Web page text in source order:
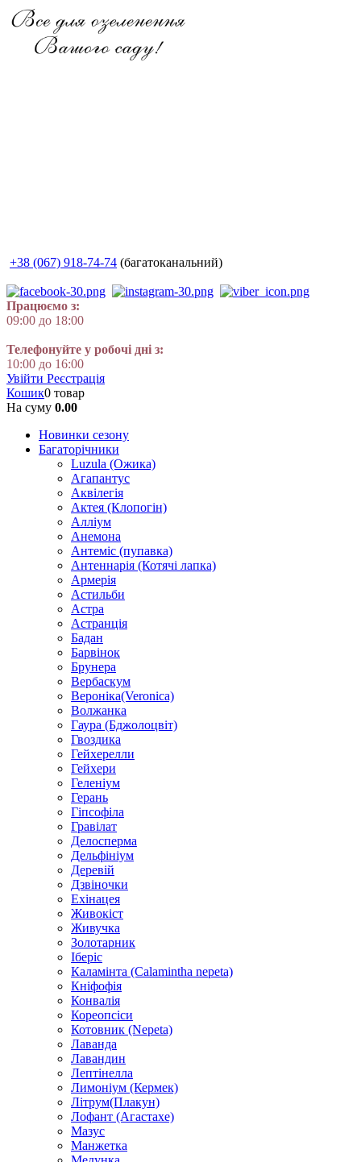
+38 (067) 918-74-74 (багатоканальний)
Працюємо з:
09:00 до 18:00
Телефонуйте у робочі дні з:
10:00 до 16:00
Увійти Реєстрація
Кошик0 товар
На суму 0.00
Новинки сезону
Багаторічники
Luzula (Ожика)
Агапантус
Аквілегія
Актея (Клопогін)
Алліум
Анемона
Антеміс (пупавка)
Антеннарія (Котячі лапка)
Армерія
Астильби
Астра
Астранція
Бадан
Барвінок
Брунера
Вербаскум
Вероніка(Veronica)
Волжанка
Гаура (Бджолоцвіт)
Гвоздика
Гейхерелли
Гейхери
Геленіум
Герань
Гіпсофіла
Гравілат
Делосперма
Дельфініум
Деревій
Дзвіночки
Ехінацея
Живокіст
Живучка
Золотарник
Іберіс
Каламінта (Calamintha nepeta)
Кніфофія
Конвалія
Кореопсіси
Котовник (Nepeta)
Лаванда
Лавандин
Лептінелла
Лимоніум (Кермек)
Літрум(Плакун)
Лофант (Агастахе)
Мазус
Манжетка